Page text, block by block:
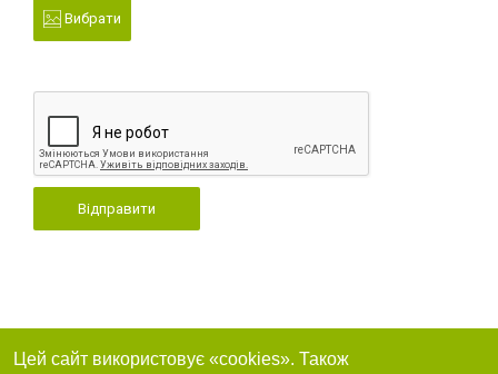
Вибрати
Відправити
Цей сайт використовує «cookies». Також